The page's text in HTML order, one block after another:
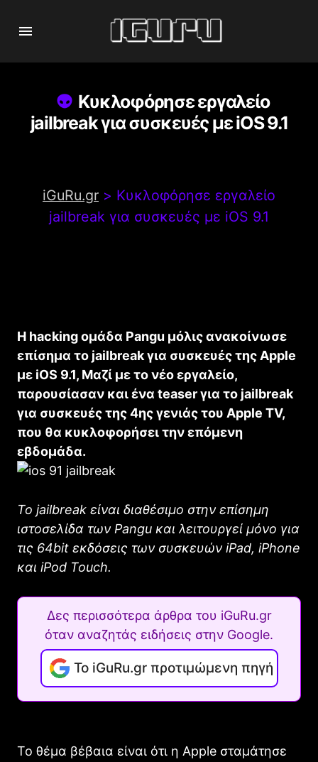
Κυκλοφόρησε εργαλείο
jailbreak για συσκευές με iOS 9.1
iGuRu.gr > Κυκλοφόρησε εργαλείο
jailbreak για συσκευές με iOS 9.1
H hacking ομάδα Pangu μόλις ανακοίνωσε
επίσημα το jailbreak για συσκευές της Apple
με iOS 9.1, Μαζί με το νέο εργαλείο,
παρουσίασαν και ένα teaser για το jailbreak
για συσκευές της 4ης γενιάς του Apple TV,
που θα κυκλοφορήσει την επόμενη
εβδομάδα.
Το jailbreak είναι διαθέσιμο στην επίσημη
ιστοσελίδα των Pangu και λειτουργεί μόνο για
τις 64bit εκδόσεις των συσκευών iPad, iPhone
και iPod Touch.
Δες περισσότερα άρθρα του iGuRu.gr
όταν αναζητάς ειδήσεις στην Google.
Το iGuRu.gr προτιμώμενη πηγή
Το θέμα βέβαια είναι ότι η Apple σταμάτησε